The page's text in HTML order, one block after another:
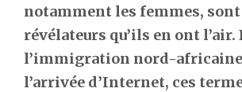
notamment les femmes,
révélateurs qu’ils en ont l’air.
l’immigration nord-africaine
l’arrivée d’Internet, ces